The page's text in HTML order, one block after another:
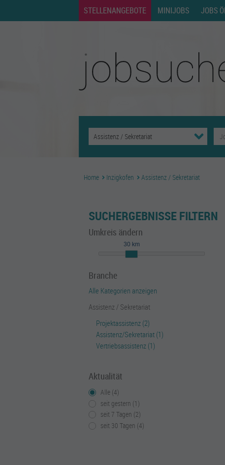
STELLENANGEBOTE MINIJOBS JOBS
Home Inzigkofen Assistenz / Sekretariat
SUCHERGEBNISSE FILTERN
Umkreis ändern
30 km
Branche
Alle Kategorien anzeigen
Assistenz / Sekretariat
Projektassistenz (2)
Assistenz/Sekretariat (1)
Vertriebsassistenz (1)
Aktualität
Alle (4)
seit gestern (1)
seit 7 Tagen (2)
seit 30 Tagen (4)